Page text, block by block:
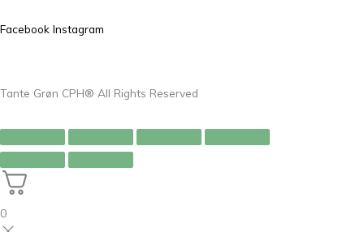
Facebook Instagram
Tante Grøn CPH® All Rights Reserved
0